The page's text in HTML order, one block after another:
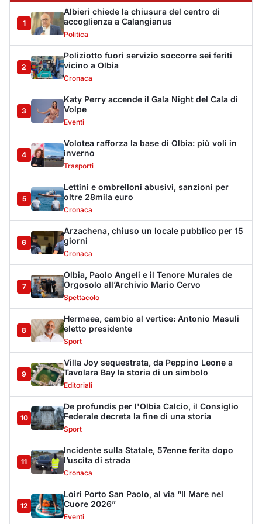
5
Lettini e ombrelloni abusivi, sanzioni per
oltre 28mila euro
Cronaca
6
Arzachena, chiuso un locale pubblico per 15
giorni
Cronaca
7
Olbia, Paolo Angeli e il Tenore Murales de
Orgosolo all’Archivio Mario Cervo
Spettacolo
8
Hermaea, cambio al vertice: Antonio Masuli
eletto presidente
Sport
9
Villa Joy sequestrata, da Peppino Leone a
Tavolara Bay la storia di un simbolo
Editoriali
10
De profundis per l'Olbia Calcio, il Consiglio
Federale decreta la fine di una storia
Sport
11
Incidente sulla Statale, 57enne ferita dopo
l’uscita di strada
Cronaca
12
Loiri Porto San Paolo, al via “Il Mare nel
Cuore 2026”
Eventi
13
Olbia, Ronn Moss e Paris Hilton selfie in
aeroporto
Eventi